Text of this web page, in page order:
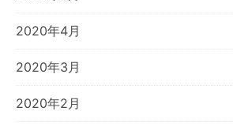
2020年4月
2020年3月
2020年2月